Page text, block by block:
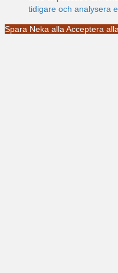
tidigare och analysera
Spara Neka alla Acceptera alla